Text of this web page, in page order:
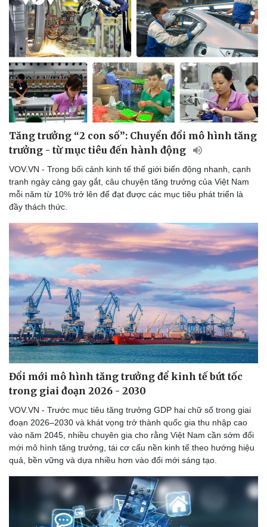
Sức khỏe
Cây thuốc
Sản phụ khoa
Nhi khoa
Làm đẹp - giảm cân
Phòng mạch online
Ăn sạch sống khỏe
Blog
Tình yêu - Gia đình
Tăng trưởng “2 con số”: Chuyển đổi mô hình tăng
trưởng - từ mục tiêu đến hành động
VOV.VN - Trong bối cảnh kinh tế thế giới biến động nhanh, cạnh
tranh ngày càng gay gắt, câu chuyện tăng trưởng của Việt Nam
mỗi năm từ 10% trở lên để đạt được các mục tiêu phát triển là
đầy thách thức.
Đổi mới mô hình tăng trưởng để kinh tế bứt tốc
trong giai đoạn 2026 - 2030
VOV.VN - Trước mục tiêu tăng trưởng GDP hai chữ số trong giai
đoạn 2026–2030 và khát vọng trở thành quốc gia thu nhập cao
vào năm 2045, nhiều chuyên gia cho rằng Việt Nam cần sớm đổi
mới mô hình tăng trưởng, tái cơ cấu nền kinh tế theo hướng hiệu
quả, bền vững và dựa nhiều hơn vào đổi mới sáng tạo.